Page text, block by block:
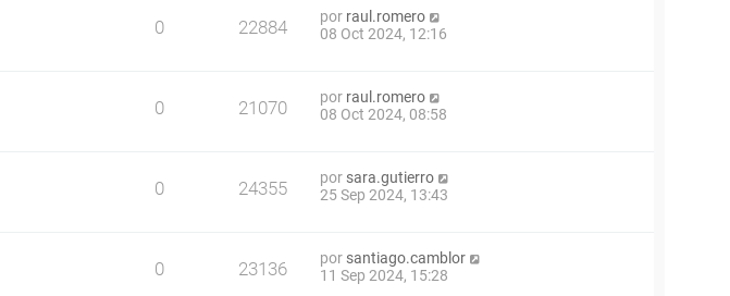
0 22884 por raul.romero
08 Oct 2024, 12:16
0 21070 por raul.romero
08 Oct 2024, 08:58
0 24355 por sara.gutierro
25 Sep 2024, 13:43
0 23136 por santiago.camblor
11 Sep 2024, 15:28